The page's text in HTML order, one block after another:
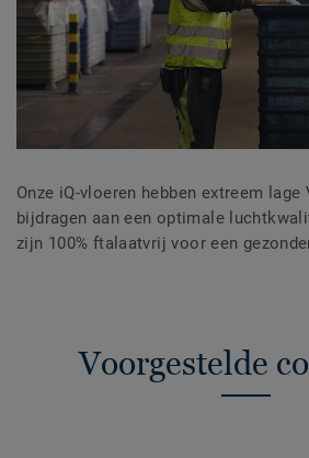
Onze iQ-vloeren hebben extreem lage
bijdragen aan een optimale
zijn 100% ftalaatvrij voor een
Voorgestelde